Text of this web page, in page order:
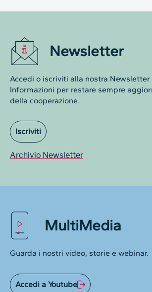
Newsletter
Accedi o iscriviti alla nostra Newsletter
Informazioni per restare sempre
della cooperazione.
Iscriviti
Archivio Newsletter
MultiMedia
Guarda i nostri video, storie e webinar.
Accedi a Youtube